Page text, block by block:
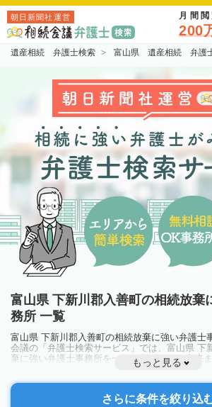
朝日新聞社運営 月間
200
遺産相続 弁護士検索 富山県 遺産相続 弁護
富山県 下新川郡入善町の相続放棄
務所 一覧
富山県 下新川郡入善町の相続放棄に強い弁護士
会議の「弁護士検索サービス」では、富山県 下
棄に強い弁護士事務所を一覧で見ることが出来
お悩みを抱えている方は一度近隣の弁護士に相
もっと見る
さらに条件を絞り込